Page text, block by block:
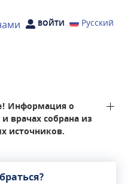
ВОЙТИ Русский
Информация о
врачах собрана из
источников.